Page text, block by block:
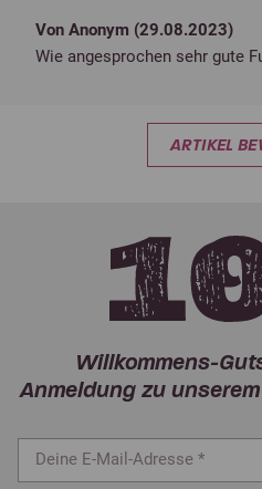
Von Anonym (29.08.2023)
Wie angesprochen sehr gute
ARTIKEL
Willkommens-
Anmeldung zu